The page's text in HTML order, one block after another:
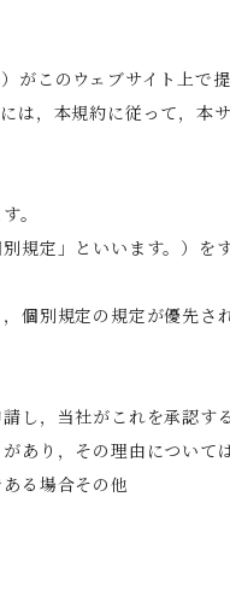
このウェブサイト上で
，本規約に従って，本
。
規定」といいます。）を
個別規定の規定が優先さ
，当社がこれを承認す
り，その理由について
る場合その他